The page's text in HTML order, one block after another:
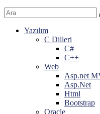
Yazılım
C Dilleri
C#
C++
Web
Asp.net
Asp.Net
Html
Bootstrap
Oracle